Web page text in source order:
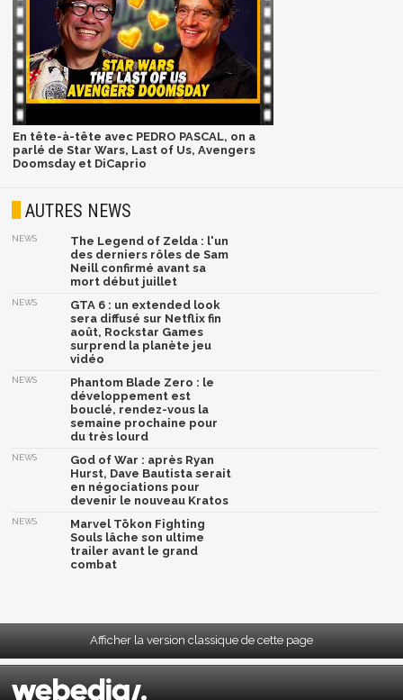
En tête-à-tête avec PEDRO PASCAL, on a
parlé de Star Wars, Last of Us, Avengers
Doomsday et DiCaprio
AUTRES NEWS
NEWS
The Legend of Zelda : l'un
des derniers rôles de Sam
Neill confirmé avant sa
mort début juillet
NEWS
GTA 6 : un extended look
sera diffusé sur Netflix fin
août, Rockstar Games
surprend la planète jeu
vidéo
NEWS
Phantom Blade Zero : le
développement est
bouclé, rendez-vous la
semaine prochaine pour
du très lourd
NEWS
God of War : après Ryan
Hurst, Dave Bautista serait
en négociations pour
devenir le nouveau Kratos
NEWS
Marvel Tōkon Fighting
Souls lâche son ultime
trailer avant le grand
combat
Afficher la version classique de cette page